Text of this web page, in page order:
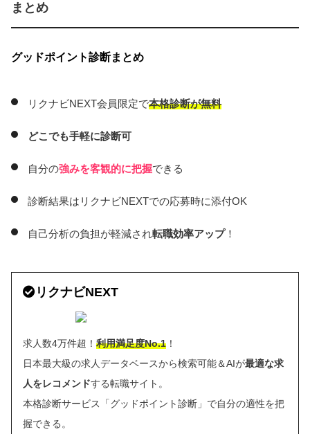
まとめ
グッドポイント診断まとめ
リクナビNEXT会員限定で本格診断が無料
どこでも手軽に診断可
自分の強みを客観的に把握できる
診断結果はリクナビNEXTでの応募時に添付OK
自己分析の負担が軽減され転職効率アップ！
リクナビNEXT
求人数4万件超！ 利用満足度No.1 ！
日本最大級の求人データベースから検索可能＆AIが最適な求
人をレコメンドする転職サイト。
本格診断サービス「グッドポイント診断」で自分の適性を把
握できる。